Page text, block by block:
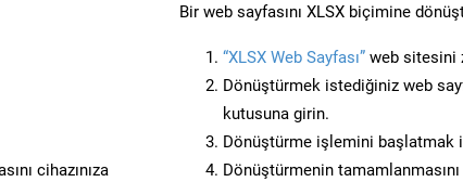
cihazınıza
Bir web sayfasını XLSX biçimine
“XLSX Web Sayfası” web sitesini
Dönüştürmek istediğiniz web
kutusuna girin.
Dönüştürme işlemini başlatmak
Dönüştürmenin